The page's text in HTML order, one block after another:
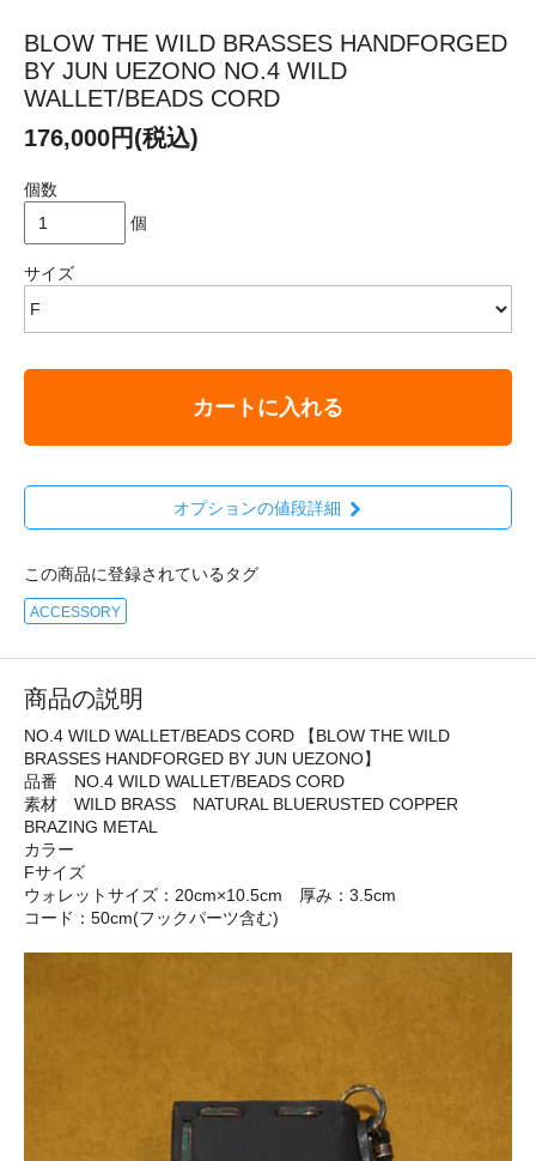
BLOW THE WILD BRASSES HANDFORGED
BY JUN UEZONO NO.4 WILD
WALLET/BEADS CORD
176,000円(税込)
個数
個
サイズ
カートに入れる
オプションの値段詳細
この商品に登録されているタグ
ACCESSORY
商品の説明
NO.4 WILD WALLET/BEADS CORD 【BLOW THE WILD
BRASSES HANDFORGED BY JUN UEZONO】
品番 NO.4 WILD WALLET/BEADS CORD
素材 WILD BRASS NATURAL BLUERUSTED COPPER
BRAZING METAL
カラー
Fサイズ
ウォレットサイズ：20cm×10.5cm 厚み：3.5cm
コード：50cm(フックパーツ含む)